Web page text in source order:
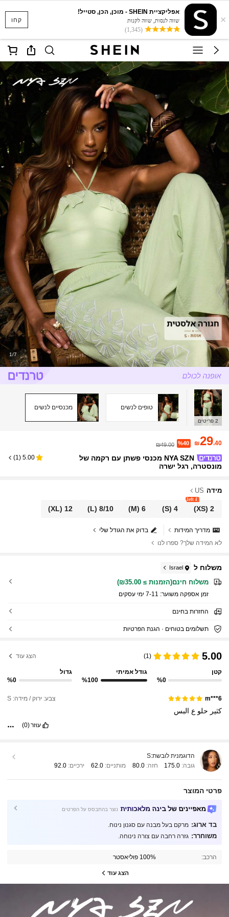
קחו ×
אפליקציית SHEIN - מוכן, הכן, סטייל!
שווה לנסות, שווה לקנות
(1,345)
1/7
2 פריטים
טופים לנשים מכנסיים לנשים
₪29.40
%40
₪49.00
NYA SZN מכנסי פשתן עם רקמה של
מונסטרה, רגל ישרה
5.00
(
1
)
מידה US
2
(XS)
4 left
4
(S)
6
(M)
8/10
(L)
12
(XL)
בדוק את הגודל שלי
מדריך המידות
לא המידה שלך? ספרו לנו
משלוח ל Israel
משלוח חינם(הזמנות ≥ ₪35.00)
זמן אספקה ​​משוער: 7-11 ימי עסקים
החזרות בחינם
תשלומים בטוחים · הגנת הפרטיות
5.00
(1) הצג עוד
קטן
%0
גודל אמיתי
%100
גדול
%0
m***6 צבע: ירוק / מידה: S
كثير حلو ع البس
עוזר(0)
הדוגמנית לובשת:S
גובה: 175.0 חזה:80.0 מותניים: 62.0 ירכיים: 92.0
פרטי המוצר
מאפיינים של בינה מלאכותית נוצר בהתבסס על הפרטים
בד ארוג: מרקם בעל מבנה עם סגנון נינוח.
משוחרר: גזרה רחבה עם צורה נינוחה.
הרכב: 100% פוליאסטר
הצג עוד